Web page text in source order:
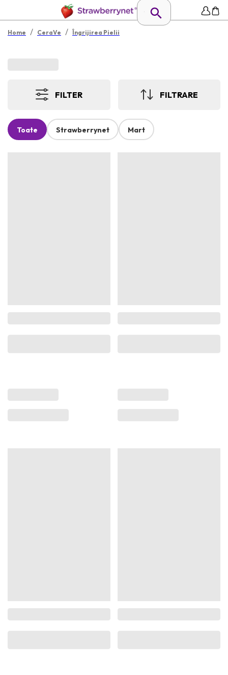
Home / CeraVe / Îngrijirea Pielii
FILTER FILTRARE
Toate Strawberrynet Mart